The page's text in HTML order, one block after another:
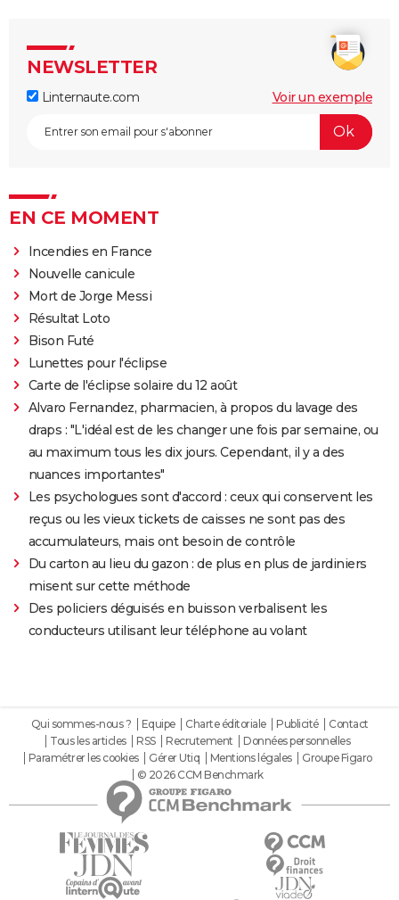
NEWSLETTER
Linternaute.com Voir un exemple
EN CE MOMENT
Incendies en France
Nouvelle canicule
Mort de Jorge Messi
Résultat Loto
Bison Futé
Lunettes pour l'éclipse
Carte de l'éclipse solaire du 12 août
Alvaro Fernandez, pharmacien, à propos du lavage des
draps : "L'idéal est de les changer une fois par semaine, ou
au maximum tous les dix jours. Cependant, il y a des
nuances importantes"
Les psychologues sont d'accord : ceux qui conservent les
reçus ou les vieux tickets de caisses ne sont pas des
accumulateurs, mais ont besoin de contrôle
Du carton au lieu du gazon : de plus en plus de jardiniers
misent sur cette méthode
Des policiers déguisés en buisson verbalisent les
conducteurs utilisant leur téléphone au volant
Qui sommes-nous ? Equipe Charte éditoriale Publicité
Contact
Tous les articles
RSS Recrutement
Données personnelles
Paramétrer les cookies
Gérer Utiq Mentions légales
Groupe Figaro
© 2026 CCM Benchmark